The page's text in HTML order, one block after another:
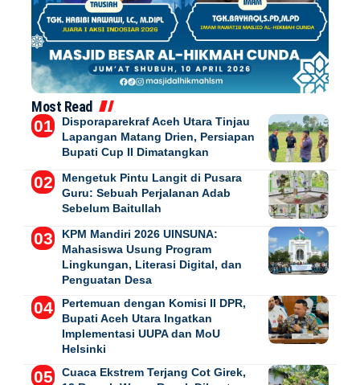
Most Read
Disporaparekraf Aceh Utara Tinjau
Lapangan Matang Drien, Persiapan
Bupati Cup II Dimatangkan
Mengetuk Pintu Langit di Pusara
Guru: Sebuah Perjalanan Adab
Sebelum Baitullah
KPM Mandiri 2026 UINSUNA:
Mahasiswa Usung Program
Lingkungan, Literasi Digital, dan
Penguatan Desa
Pertemuan dengan Komisi II DPR,
Bupati Aceh Utara Ingatkan
Implementasi UUPA dan MoU
Helsinki
Cuaca Ekstrem Terjang Cot Girek,